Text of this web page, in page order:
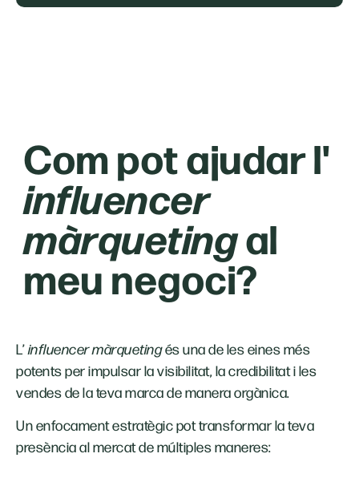
Com pot ajudar l'
influencer
màrquetingal
meu negoci?
L’influencer màrquetingés una de les eines més
potents per impulsar la visibilitat, la credibilitat i les
vendes de la teva marca de manera orgànica.
Un enfocament estratègic pot transformar la teva
presència al mercat de múltiples maneres: